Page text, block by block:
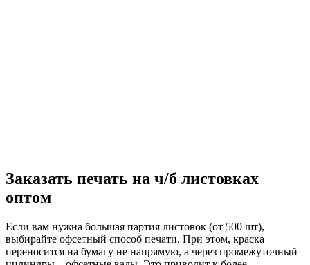
Заказать печать на ч/б листовках
оптом
Если вам нужна большая партия листовок (от 500 шт),
выбирайте офсетный способ печати. При этом, краска
переносится на бумагу не напрямую, а через промежуточный